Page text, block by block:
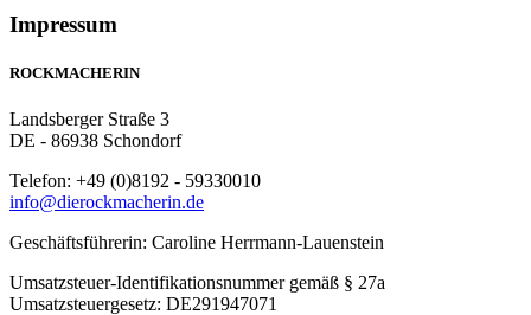
Impressum
ROCKMACHERIN
Landsberger Straße 3
DE - 86938 Schondorf
Telefon: +49 (0)8192 - 59330010
info@dierockmacherin.de
Geschäftsführerin: Caroline Herrmann-Lauenstein
Umsatzsteuer-Identifikationsnummer gemäß § 27a
Umsatzsteuergesetz: DE291947071